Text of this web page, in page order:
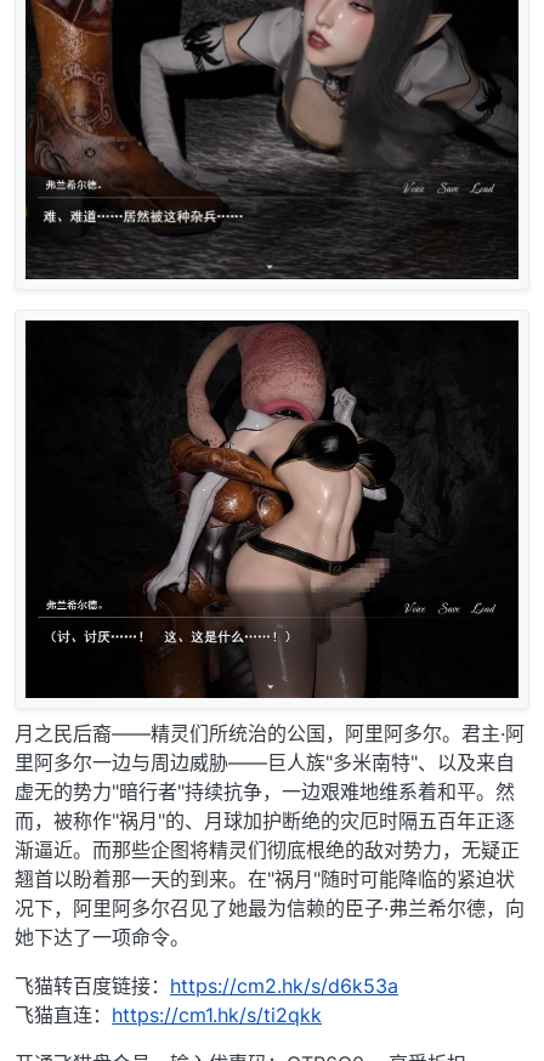
月之民后裔——精灵们所统治的公国，阿里阿多尔。君主·阿
里阿多尔一边与周边威胁——巨人族"多米南特"、以及来自
虚无的势力"暗行者"持续抗争，一边艰难地维系着和平。然
而，被称作"祸月"的、月球加护断绝的灾厄时隔五百年正逐
渐逼近。而那些企图将精灵们彻底根绝的敌对势力，无疑正
翘首以盼着那一天的到来。在"祸月"随时可能降临的紧迫状
况下，阿里阿多尔召见了她最为信赖的臣子·弗兰希尔德，向
她下达了一项命令。
飞猫转百度链接： https://cm2.hk/s/d6k53a
飞猫直连： https://cm1.hk/s/ti2qkk